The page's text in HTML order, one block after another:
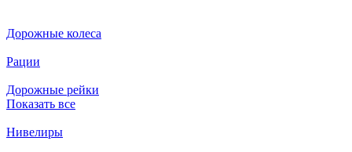
Дорожные колеса
Рации
Дорожные рейки
Показать все
Нивелиры